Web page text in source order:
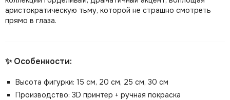
аристократическую тьму, которой не страшно смотреть
прямо в глаза.
✨ Особенности:
Высота фигурки: 15 см, 20 см, 25 см, 30 см
Производство: 3D принтер + ручная покраска